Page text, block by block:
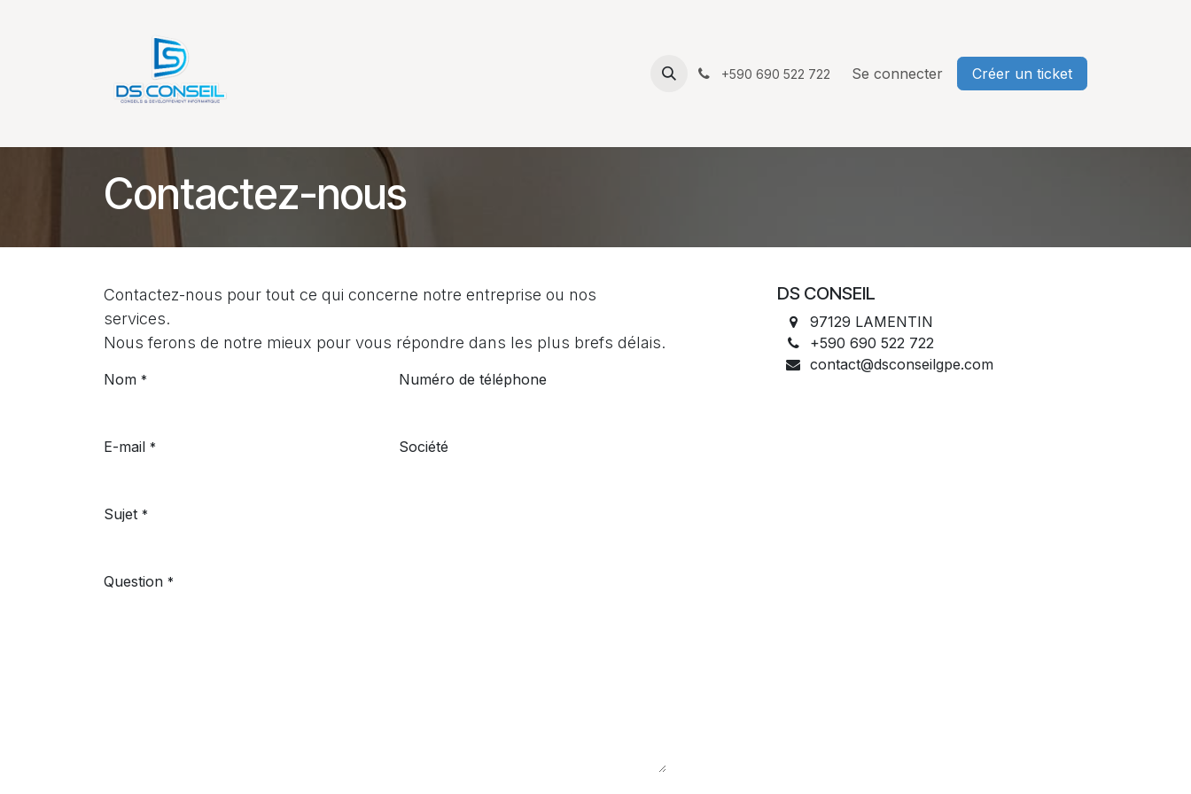
Forum Aide Cours
+590 690 522 722 Se connecter Créer un ticket
Contactez-nous
Contactez-nous pour tout ce qui concerne notre entreprise ou nos
services.
Nous ferons de notre mieux pour vous répondre dans les plus brefs délais.
Nom * Numéro de téléphone
E-mail * Société
Sujet *
Question *
DS CONSEIL
97129 LAMENTIN
+590 690 522 722
contact@dsconseilgpe.com